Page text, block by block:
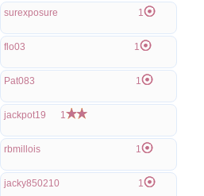
surexposure 1
flo03 1
Pat083 1
jackpot19 1
rbmillois 1
jacky850210 1